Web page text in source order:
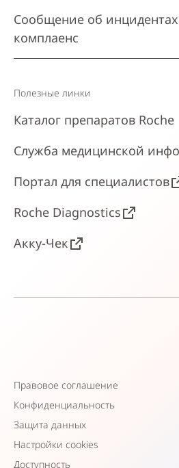
Сообщение об инцидентах
комплаенс
Полезные линки
Каталог препаратов Roche
Служба медицинской
Портал для специалистов
Roche Diagnostics
Акку-Чек
Правовое соглашение
Конфиденциальность
Защита данных
Настройки cookies
Доступность